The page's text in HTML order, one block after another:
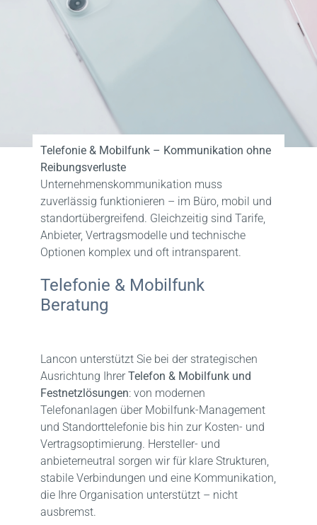
Telefonie & Mobilfunk – Kommunikation ohne
Reibungsverluste
Unternehmenskommunikation muss
zuverlässig funktionieren – im Büro, mobil und
standortübergreifend. Gleichzeitig sind Tarife,
Anbieter, Vertragsmodelle und technische
Optionen komplex und oft intransparent.
Telefonie & Mobilfunk
Beratung
Lancon unterstützt Sie bei der strategischen
Ausrichtung IhrerTelefon & Mobilfunk und
Festnetzlösungen: von modernen
Telefonanlagen über Mobilfunk-Management
und Standorttelefonie bis hin zur Kosten- und
Vertragsoptimierung. Hersteller- und
anbieterneutral sorgen wir für klare Strukturen,
stabile Verbindungen und eine Kommunikation,
die Ihre Organisation unterstützt – nicht
ausbremst.